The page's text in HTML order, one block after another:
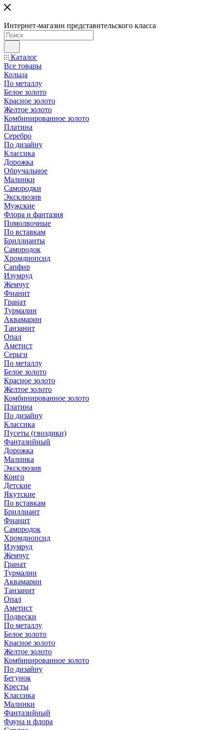
Интернет-магазин представительского класса
Каталог
Все товары
Кольца
По металлу
Белое золото
Красное золото
Желтое золото
Комбинированное золото
Платина
Серебро
По дизайну
Классика
Дорожка
Обручальное
Малинки
Самородки
Эксклюзив
Мужские
Флора и фантазия
Помолвочные
По вставкам
Бриллианты
Самородок
Хромдиопсид
Сапфир
Изумруд
Жемчуг
Фианит
Гранат
Турмалин
Аквамарин
Танзанит
Опал
Аметист
Серьги
По металлу
Белое золото
Красное золото
Желтое золото
Комбинированное золото
Платина
По дизайну
Классика
Пусеты (гвоздики)
Фантазийный
Дорожка
Малинка
Эксклюзив
Конго
Детские
Якутские
По вставкам
Бриллиант
Фианит
Самородок
Хромдиопсид
Изумруд
Жемчуг
Гранат
Турмалин
Аквамарин
Танзанит
Опал
Аметист
Подвески
По металлу
Белое золото
Красное золото
Желтое золото
Комбинированное золото
По дизайну
Бегунок
Кресты
Классика
Малинки
Фантазийный
Фауна и флора